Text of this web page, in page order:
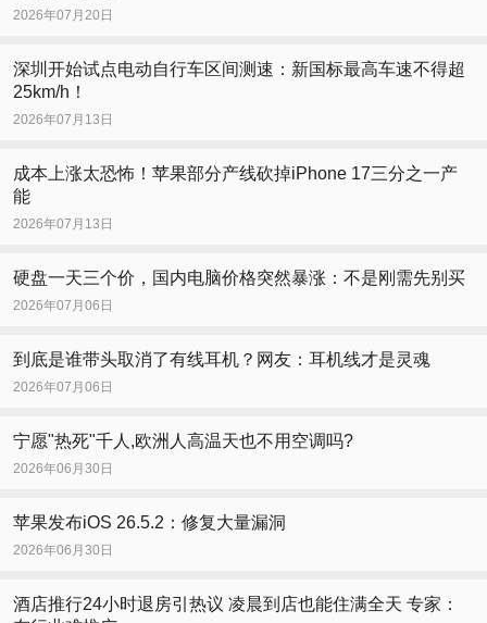
2026年07月20日
深圳开始试点电动自行车区间测速：新国标最高车速不得超
25km/h！
2026年07月13日
成本上涨太恐怖！苹果部分产线砍掉iPhone 17三分之一产
能
2026年07月13日
硬盘一天三个价，国内电脑价格突然暴涨：不是刚需先别买
2026年07月06日
到底是谁带头取消了有线耳机？网友：耳机线才是灵魂
2026年07月06日
宁愿"热死"千人,欧洲人高温天也不用空调吗?
2026年06月30日
苹果发布iOS 26.5.2：修复大量漏洞
2026年06月30日
酒店推行24小时退房引热议 凌晨到店也能住满全天 专家：